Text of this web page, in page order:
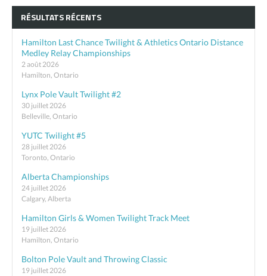
RÉSULTATS RÉCENTS
Hamilton Last Chance Twilight & Athletics Ontario Distance
Medley Relay Championships
2 août 2026
Hamilton, Ontario
Lynx Pole Vault Twilight #2
30 juillet 2026
Belleville, Ontario
YUTC Twilight #5
28 juillet 2026
Toronto, Ontario
Alberta Championships
24 juillet 2026
Calgary, Alberta
Hamilton Girls & Women Twilight Track Meet
19 juillet 2026
Hamilton, Ontario
Bolton Pole Vault and Throwing Classic
19 juillet 2026